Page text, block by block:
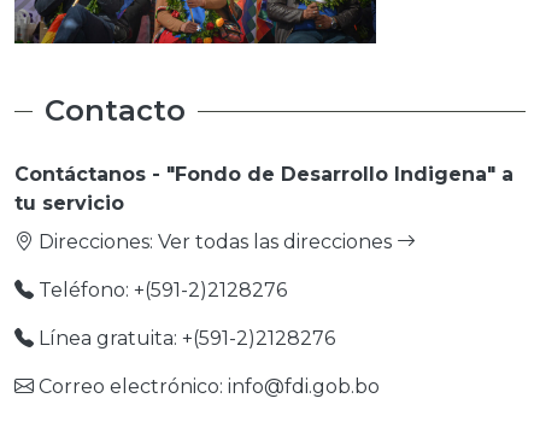
Contacto
Contáctanos - "Fondo de Desarrollo Indigena" a
tu servicio
Direcciones: Ver todas las direcciones
Teléfono: +(591-2)2128276
Línea gratuita: +(591-2)2128276
Correo electrónico: info@fdi.gob.bo